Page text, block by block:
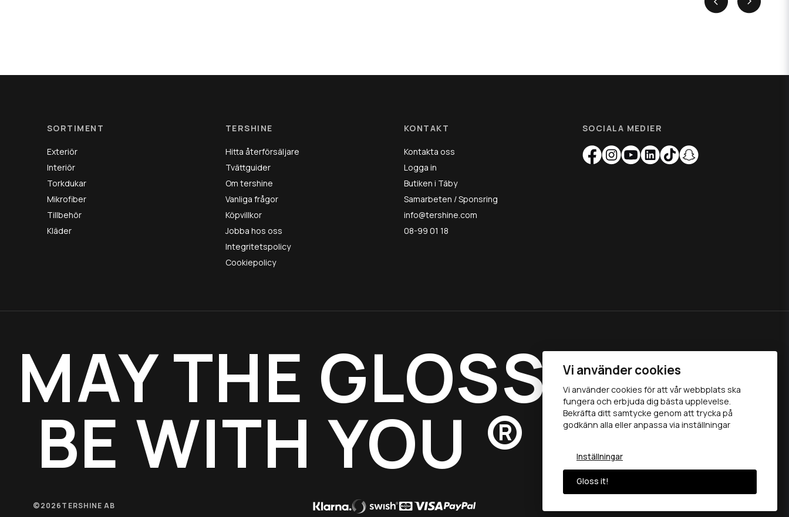
SORTIMENT
Exteriör
Interiör
Torkdukar
Mikrofiber
Tillbehör
Kläder
TERSHINE
Hitta återförsäljare
Tvättguider
Om tershine
Vanliga frågor
Köpvillkor
Jobba hos oss
Integritetspolicy
Cookiepolicy
KONTAKT
Kontakta oss
Logga in
Butiken i Täby
Samarbeten / Sponsring
info@tershine.com
08-99 01 18
SOCIALA MEDIER
MAY THE GLOSS
BE WITH YOU ®
©2026TERSHINE AB
Vi använder cookies
Vi använder cookies för att vår webbplats ska
fungera och erbjuda dig bästa upplevelse.
Bekräfta ditt samtycke genom att trycka på
godkänn alla eller anpassa via inställningar
Gloss it!
Inställningar